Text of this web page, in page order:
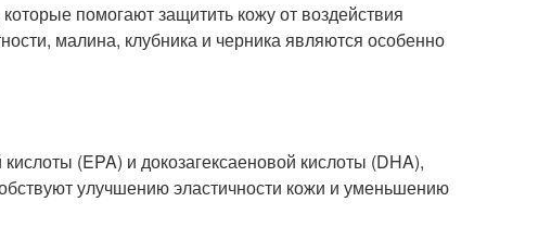
помогают защитить кожу от воздействия
малина, клубника и черника являются особенно
(EPA) и докозагексаеновой кислоты (DHA),
улучшению эластичности кожи и уменьшению